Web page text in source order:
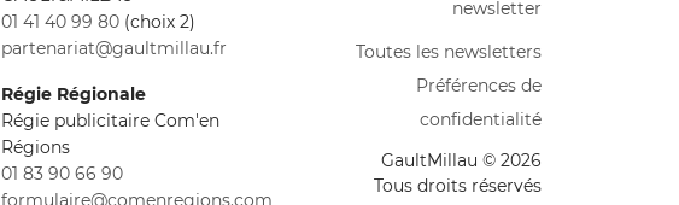
01 41 40 99 80 (choix 2)
partenariat@gaultmillau.fr
Régie Régionale
Régie publicitaire Com'en
Régions
01 83 90 66 90
formulaire@comenregions.com
newsletter
Toutes les newsletters
Préférences de
confidentialité
GaultMillau © 2026
Tous droits réservés